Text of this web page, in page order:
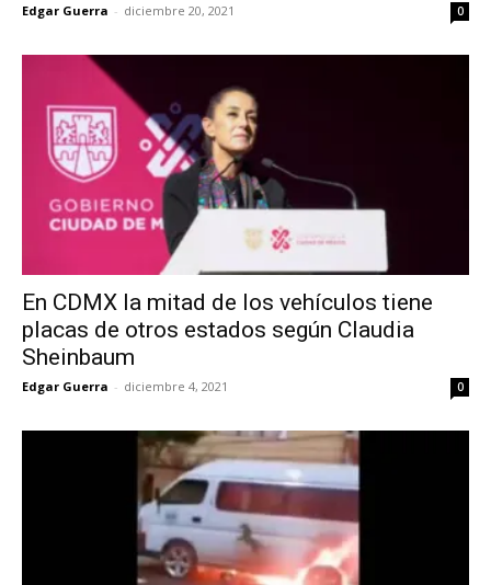
Edgar Guerra - diciembre 20, 2021 0
En CDMX la mitad de los vehículos tiene
placas de otros estados según Claudia
Sheinbaum
Edgar Guerra - diciembre 4, 2021 0